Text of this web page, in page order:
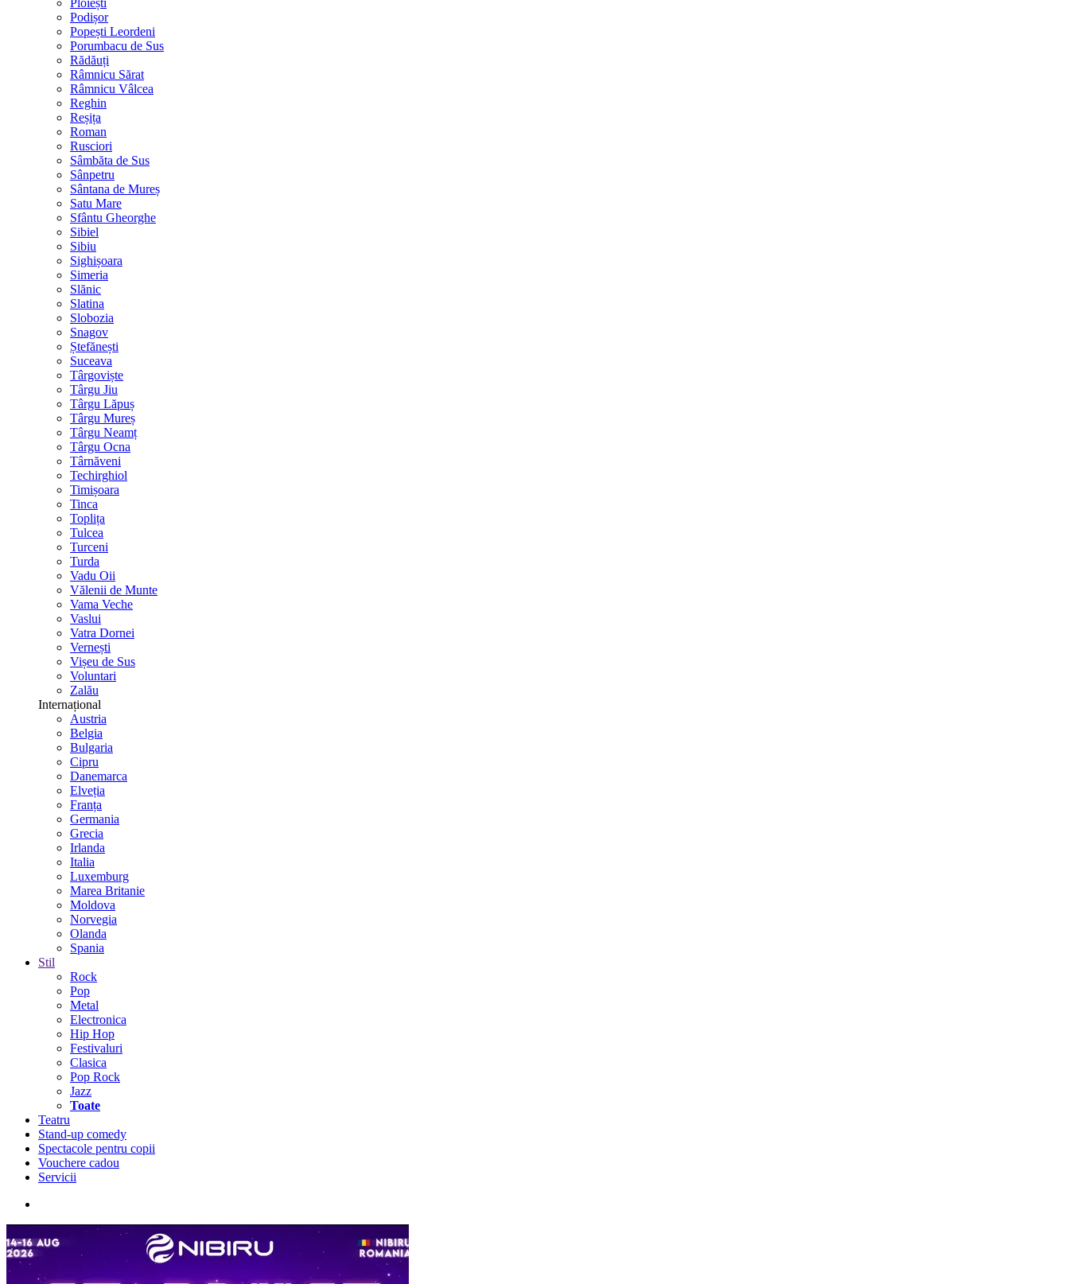
Ploiești
Podișor
Popești Leordeni
Porumbacu de Sus
Rădăuți
Râmnicu Sărat
Râmnicu Vâlcea
Reghin
Reșița
Roman
Rusciori
Sâmbăta de Sus
Sânpetru
Sântana de Mureș
Satu Mare
Sfântu Gheorghe
Sibiel
Sibiu
Sighișoara
Simeria
Slănic
Slatina
Slobozia
Snagov
Ștefănești
Suceava
Târgoviște
Târgu Jiu
Târgu Lăpuș
Târgu Mureș
Târgu Neamț
Târgu Ocna
Târnăveni
Techirghiol
Timișoara
Tinca
Toplița
Tulcea
Turceni
Turda
Vadu Oii
Vălenii de Munte
Vama Veche
Vaslui
Vatra Dornei
Vernești
Vișeu de Sus
Voluntari
Zalău
Internațional
Austria
Belgia
Bulgaria
Cipru
Danemarca
Elveția
Franța
Germania
Grecia
Irlanda
Italia
Luxemburg
Marea Britanie
Moldova
Norvegia
Olanda
Spania
Stil
Rock
Pop
Metal
Electronica
Hip Hop
Festivaluri
Clasica
Pop Rock
Jazz
Toate
Teatru
Stand-up comedy
Spectacole pentru copii
Vouchere cadou
Servicii